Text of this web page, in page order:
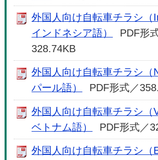
外国人向け自転車チラシ
インドネシア語）
PDF形
328.74KB
外国人向け自転車チラシ
パール語）
PDF形式／
外国人向け自転車チラシ
ベトナム語）
PDF形式／
外国人向け自転車チラシ（